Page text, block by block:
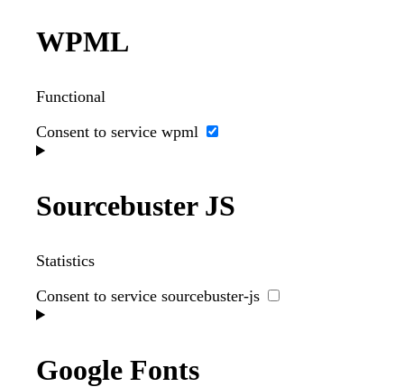
WPML
Functional
Consent to service wpml
Sourcebuster JS
Statistics
Consent to service sourcebuster-js
Google Fonts